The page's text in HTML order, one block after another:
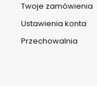
Twoje zamówienia
Ustawienia konta
Przechowalnia